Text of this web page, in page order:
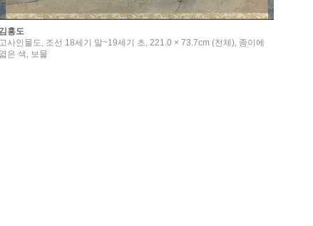
김홍도
고사인물도, 조선 18세기 말~19세기 초, 221.0 × 73.7cm (전체), 종이에
엷은 색, 보물